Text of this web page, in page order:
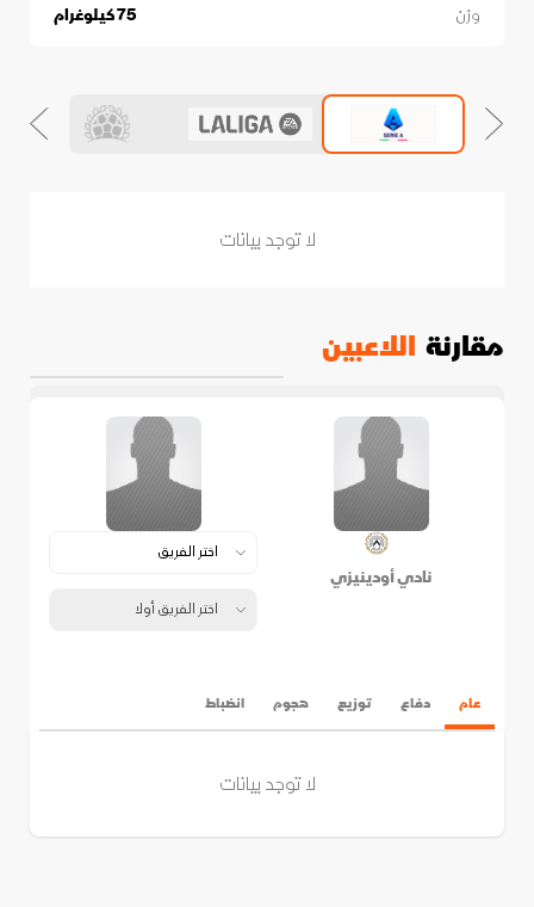
75كيلوغرام وزن
لا توجد بيانات
مقارنة اللاعبين
نادي أودينيزي
عام دفاع توزيع هجوم انضباط
لا توجد بيانات